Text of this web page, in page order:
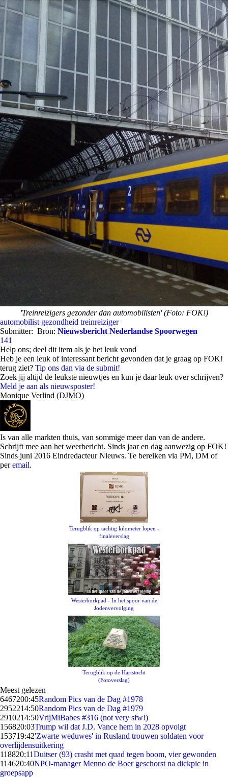
'Treinreizigers gezonder dan automobilisten' (Foto: FOK!)
automobilist gezondheid treinreiziger
Submitter: Bron: Nieuwsbericht Nederlandse Spoorwegen
141
Help ons; deel dit item als je het leuk vond
Heb je een leuk of interessant bericht gevonden dat je graag op FOK!
terug ziet? Tip ons dan via de submit!
Zoek jij altijd de leukste nieuwtjes en kun je daar leuk over schrijven?
Meld je aan als nieuwsposter!
Monique Verlind (DJMO)
Is van alle markten thuis, van sommige meer dan van de andere.
Schrijft mee aan het weerbericht. Sinds jaar en dag aanwezig op FOK!
Sinds juni 2016 Eindredacteur Nieuws. Te bereiken via PM, DM of
peremail.
Terugblik op tachtig kilometer lopen -
finaleverslag
Westerborkpad - In het spoor van de
Jodenvervolging
Terugblik op de Hartstocht
(Fotoverslag)
Meest gelezen
6467200:45Random Pics van de Dag #1978
2952214:50Random Pics van de Dag #1979
2910214:50VrijMiBabes #316 (not very sfw!)
156820:03Trump wil dat J.D. Vance hem in 2028 opvolgt
153719:42'Zwarte weduwes' in Rusland trouwen soldaten voor
overlijdensuitkering
118820:11Duitser (93) crasht met quad tegen boom, vier gewonden
114620:40NPO-manager Menno de Boer geschorst na dickpic in
groepsapp